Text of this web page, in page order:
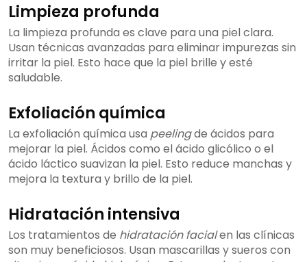
Limpieza profunda
La limpieza profunda es clave para una piel clara.
Usan técnicas avanzadas para eliminar impurezas sin
irritar la piel. Esto hace que la piel brille y esté
saludable.
Exfoliación química
La exfoliación química usa peelingde ácidos para
mejorar la piel. Ácidos como el ácido glicólico o el
ácido láctico suavizan la piel. Esto reduce manchas y
mejora la textura y brillo de la piel.
Hidratación intensiva
Los tratamientos de hidratación facialen las clínicas
son muy beneficiosos. Usan mascarillas y sueros con